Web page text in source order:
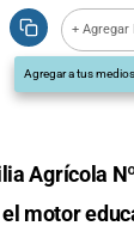
+ Agregar
Agregar a tus
Agrícola
motor